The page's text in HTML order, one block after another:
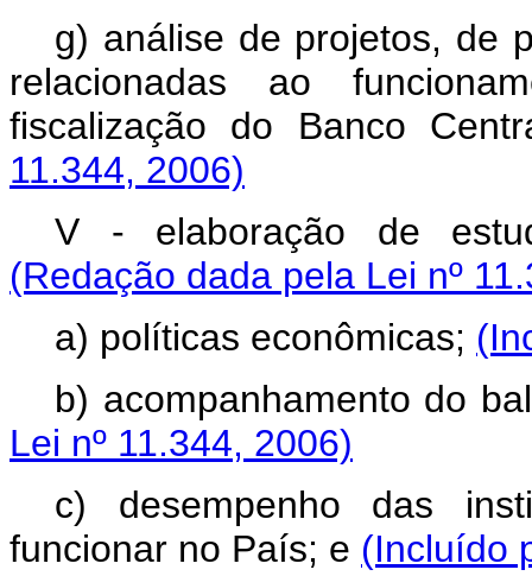
g) análise de projetos, de
relacionadas ao
fiscalização do Banco
11.344, 2006)
V - elaboração de
(Redação dada pela Lei nº
a) políticas econômicas;
b) acompanhamento do
Lei nº 11.344, 2006)
c) desempenho das
funcionar no País; e (Incluído